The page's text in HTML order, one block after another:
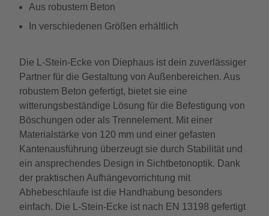
Aus robustem Beton
In verschiedenen Größen erhältlich
Die L-Stein-Ecke von Diephaus ist dein zuverlässiger
Partner für die Gestaltung von Außenbereichen. Aus
robustem Beton gefertigt, bietet sie eine
witterungsbeständige Lösung für die Befestigung von
Böschungen oder als Trennelement. Mit einer
Materialstärke von 120 mm und einer gefasten
Kantenausführung überzeugt sie durch Stabilität und
ein ansprechendes Design in Sichtbetonoptik. Dank
der praktischen Aufhängevorrichtung mit
Abhebeschlaufe ist die Handhabung besonders
einfach. Die L-Stein-Ecke ist nach EN 13198 gefertigt